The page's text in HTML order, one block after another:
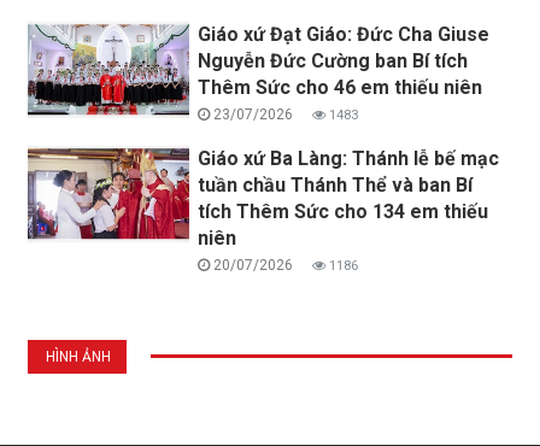
Giáo xứ Đạt Giáo: Đức Cha Giuse
Nguyễn Đức Cường ban Bí tích
Thêm Sức cho 46 em thiếu niên
23/07/2026 1483
Giáo xứ Ba Làng: Thánh lễ bế mạc
tuần chầu Thánh Thể và ban Bí
tích Thêm Sức cho 134 em thiếu
niên
20/07/2026 1186
HÌNH ẢNH